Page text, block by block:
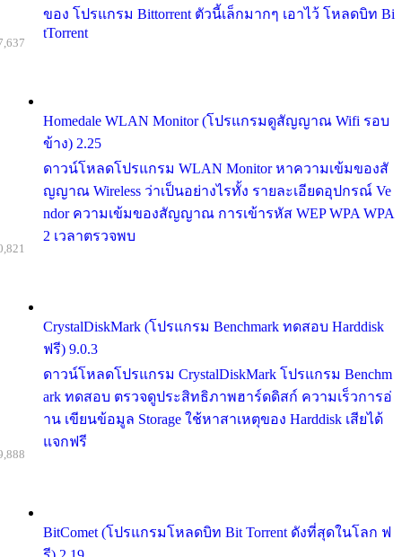
ของ โปรแกรม Bittorrent ตัวนี้เล็กมากๆ เอาไว้ โหลดบิท Bi
tTorrent
Homedale WLAN Monitor (โปรแกรมดูสัญญาณ Wifi รอบ
ข้าง) 2.25
ดาวน์โหลดโปรแกรม WLAN Monitor หาความเข้มของสั
ญญาณ Wireless ว่าเป็นอย่างไรทั้ง รายละเอียดอุปกรณ์ Ve
ndor ความเข้มของสัญญาณ การเข้ารหัส WEP WPA WPA
2 เวลาตรวจพบ
CrystalDiskMark (โปรแกรม Benchmark ทดสอบ Harddisk
ฟรี) 9.0.3
ดาวน์โหลดโปรแกรม CrystalDiskMark โปรแกรม Benchm
ark ทดสอบ ตรวจดูประสิทธิภาพฮาร์ดดิสก์ ความเร็วการอ่
าน เขียนข้อมูล Storage ใช้หาสาเหตุของ Harddisk เสียได้
แจกฟรี
BitComet (โปรแกรมโหลดบิท Bit Torrent ดังที่สุดในโลก ฟ